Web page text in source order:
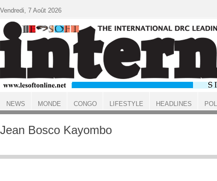
ACCUEIL
Jean Bosco Kayombo
Vendredi, 7 Août 2026
NEWS MONDE CONGO LIFESTYLE HEADLINES